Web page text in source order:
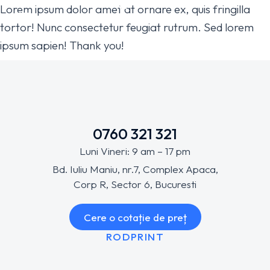
Lorem ipsum dolor amet at ornare ex, quis fringilla
tortor! Nunc consectetur feugiat rutrum. Sed lorem
ipsum sapien! Thank you!
0760 321 321
Luni Vineri: 9 am – 17 pm
Bd. Iuliu Maniu, nr.7, Complex Apaca,
Corp R, Sector 6, Bucuresti
Cere o cotație de preț
RODPRINT